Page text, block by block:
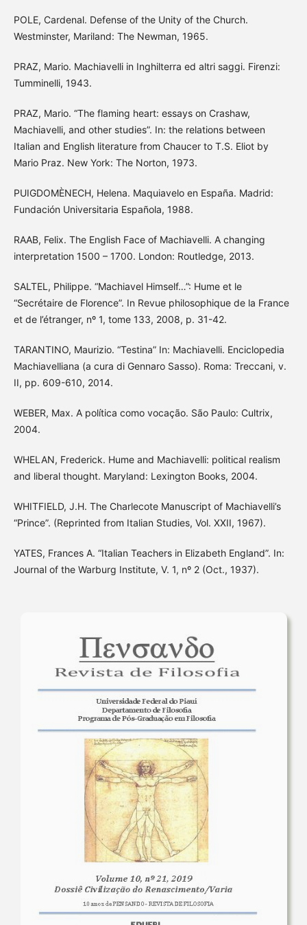
POLE, Cardenal. Defense of the Unity of the Church.
Westminster, Mariland: The Newman, 1965.
PRAZ, Mario. Machiavelli in Inghilterra ed altri saggi. Firenzi:
Tumminelli, 1943.
PRAZ, Mario. “The flaming heart: essays on Crashaw,
Machiavelli, and other studies”. In: the relations between
Italian and English literature from Chaucer to T.S. Eliot by
Mario Praz. New York: The Norton, 1973.
PUIGDOMÈNECH, Helena. Maquiavelo en España. Madrid:
Fundación Universitaria Española, 1988.
RAAB, Felix. The English Face of Machiavelli. A changing
interpretation 1500 – 1700. London: Routledge, 2013.
SALTEL, Philippe. “Machiavel Himself…”: Hume et le
“Secrétaire de Florence”. In Revue philosophique de la France
et de l’étranger, nº 1, tome 133, 2008, p. 31-42.
TARANTINO, Maurizio. “Testina” In: Machiavelli. Enciclopedia
Machiavelliana (a cura di Gennaro Sasso). Roma: Treccani, v.
II, pp. 609-610, 2014.
WEBER, Max. A política como vocação. São Paulo: Cultrix,
2004.
WHELAN, Frederick. Hume and Machiavelli: political realism
and liberal thought. Maryland: Lexington Books, 2004.
WHITFIELD, J.H. The Charlecote Manuscript of Machiavelli’s
“Prince”. (Reprinted from Italian Studies, Vol. XXII, 1967).
YATES, Frances A. “Italian Teachers in Elizabeth England”. In:
Journal of the Warburg Institute, V. 1, nº 2 (Oct., 1937).